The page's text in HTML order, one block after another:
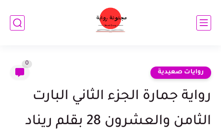
روايات صعيدية
0
رواية جمارة الجزء الثاني البارت
الثامن والعشرون 28 بقلم ريناد